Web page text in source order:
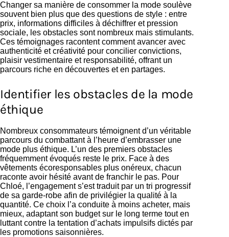
Changer sa manière de consommer la mode soulève
souvent bien plus que des questions de style : entre
prix, informations difficiles à déchiffrer et pression
sociale, les obstacles sont nombreux mais stimulants.
Ces témoignages racontent comment avancer avec
authenticité et créativité pour concilier convictions,
plaisir vestimentaire et responsabilité, offrant un
parcours riche en découvertes et en partages.
Identifier les obstacles de la mode
éthique
Nombreux consommateurs témoignent d’un véritable
parcours du combattant à l’heure d’embrasser une
mode plus éthique. L’un des premiers obstacles
fréquemment évoqués reste le prix. Face à des
vêtements écoresponsables plus onéreux, chacun
raconte avoir hésité avant de franchir le pas. Pour
Chloé, l’engagement s’est traduit par un tri progressif
de sa garde-robe afin de privilégier la qualité à la
quantité. Ce choix l’a conduite à moins acheter, mais
mieux, adaptant son budget sur le long terme tout en
luttant contre la tentation d’achats impulsifs dictés par
les promotions saisonnières.